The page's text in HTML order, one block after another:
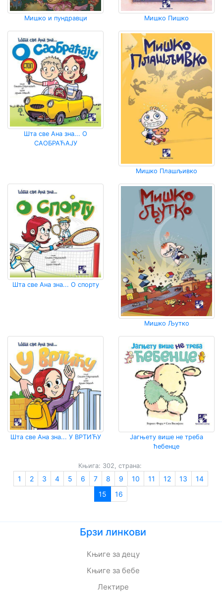
Мишко и пундравци Мишко Пишко
Шта све Ана зна... О
САОБРАЋАЈУ
Мишко Плашљивко
Шта све Ана зна... О спорту
Мишко Љутко
Шта све Ана зна... У ВРТИЋУ
Јагњету више не треба
ћебенце
Књига: 302, страна:
1 2 3 4 5 6 7 8 9 10 11 12 13
14
15
16
Брзи линкови
Књиге за децу
Књиге за бебе
Лектире